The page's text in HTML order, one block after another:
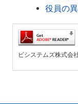
役員の
ビシステムズ株式会